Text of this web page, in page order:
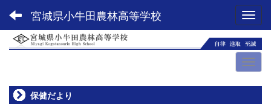
宮城県小牛田農林高等学校
保健だより